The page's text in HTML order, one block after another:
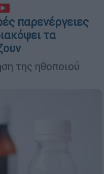
παρενέργειες
τα
της ηθοποιού